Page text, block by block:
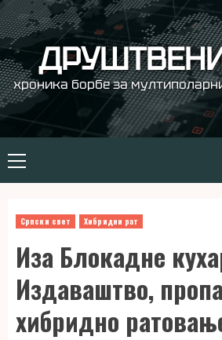
Skip
to
content
хроника борбе за
Primary
Menu
Српски свет Хибридни рат
Иза Блокадне
Издаваштво,
хибридно